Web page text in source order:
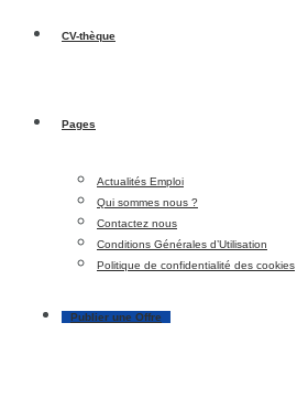
CV-thèque
Pages
Actualités Emploi
Qui sommes nous ?
Contactez nous
Conditions Générales d’Utilisation
Politique de confidentialité des cookies
Publier une Offre